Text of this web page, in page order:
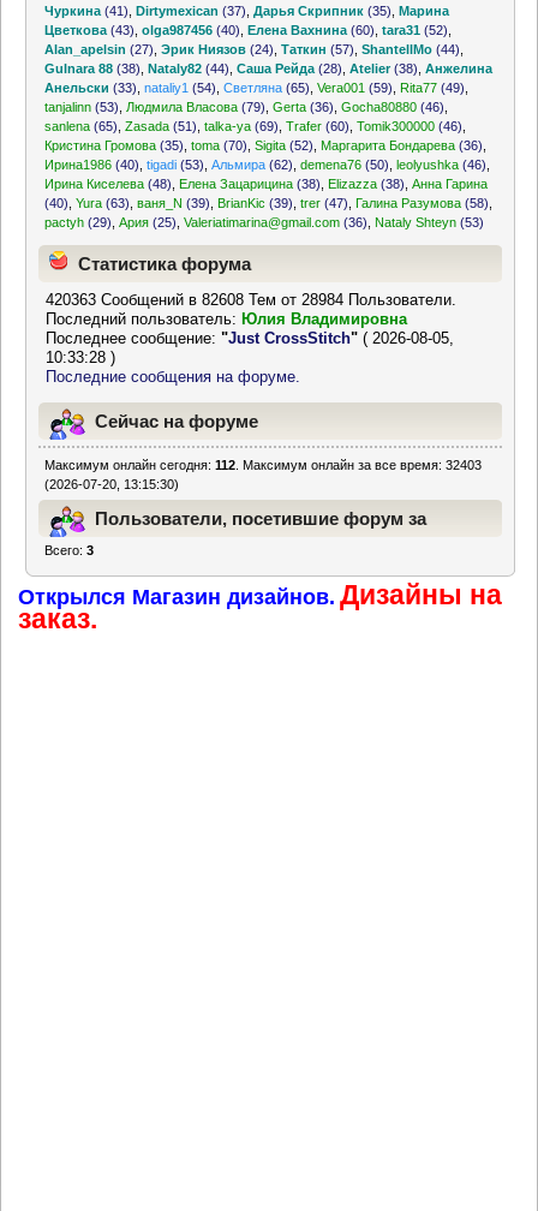
Чуркина (41) ,Dirtymexican (37) ,Дарья Скрипник (35) ,Марина
Цветкова (43) ,olga987456 (40) ,Елена Вахнина (60) ,tara31 (52)
Alan_apelsin (27) ,Эрик Ниязов (24) ,Таткин (57) ,ShantellMo (44)
Gulnara 88 (38) ,Nataly82 (44) ,Саша Рейда (28) ,Atelier(38) ,Анжелина
Анельски (33) ,nataliy1 (54) ,Светляна (65) ,Vera001 (59) Rita77 (49)
tanjalinn (53) Людмила Власова (79) ,Gerta (36) ,Gocha80880 (46)
sanlena (65) ,Zasada (51) ,talka-ya (69) ,Trafer (60) ,Tomik300000 (46)
Кристина Громова (35) ,toma (70) ,Sigita (52) Маргарита Бондарева (36)
Ирина1986 (40) ,tigadi (53) ,Альмира (62) ,demena76 (50) ,leolyushka (46)
Ирина Киселева (48) Елена Зацарицина (38) Elizazza (38) ,Анна Гарина
(40) ,Yura (63) ,ваня_N (39) BrianKic (39) ,trer (47) Галина Разумова (58)
pactyh (29) ,Ария (25) ,Valeriatimarina@gmail.com (36) Nataly Shteyn (53)
Статистика форума
420363 Сообщений в 82608 Тем от 28984 Пользователи.
Последний пользователь: Юлия Владимировна
Последнее сообщение:"Just CrossStitch" ( 2026-08-05,
10:33:28 )
Последние сообщения на форуме.
Сейчас на форуме
Максимум онлайн сегодня:112 . Максимум онлайн за все время: 32403
(2026-07-20, 13:15:30)
Пользователи, посетившие форум за
Всего:3
Открылся Магазин дизайнов. Дизайны на
заказ.